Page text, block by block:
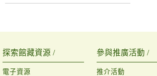
探索館藏資源 /
電子資源
參與推廣活動 /
推介活動